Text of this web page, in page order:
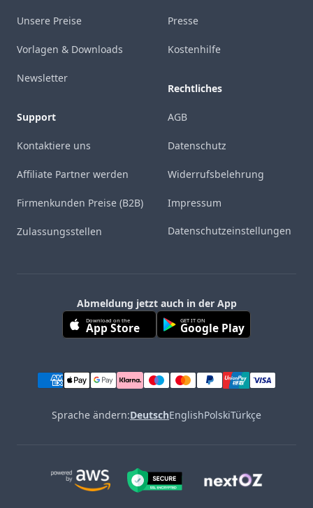
Unsere Preise
Vorlagen & Downloads
Newsletter
Support
Kontaktiere uns
Affiliate Partner werden
Firmenkunden Preise (B2B)
Zulassungsstellen
Presse
Kostenhilfe
Rechtliches
AGB
Datenschutz
Widerrufsbelehrung
Impressum
Datenschutzeinstellungen
Abmeldung jetzt auch in der App
Download on the
App Store GET IT ON
Google Play
Sprache ändern:DeutschEnglishPolskiTürkçe